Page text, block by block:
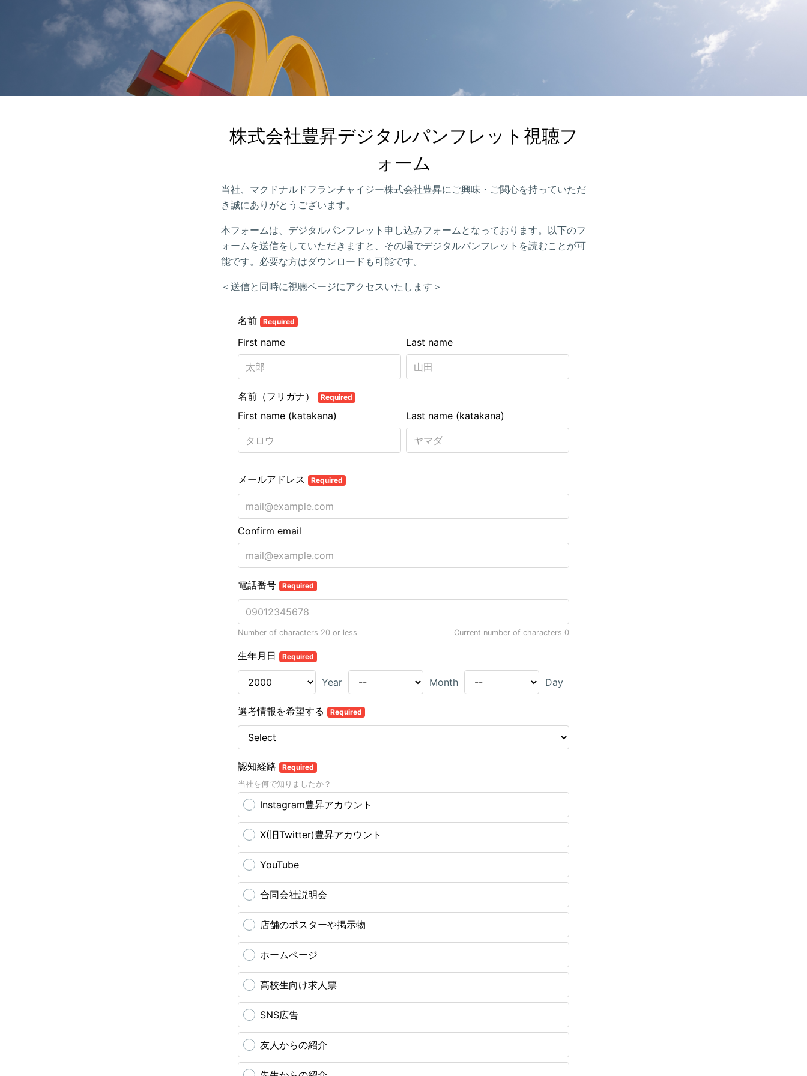
株式会社豊昇デジタルパンフレット視聴フ
ォーム
当社、マクドナルドフランチャイジー株式会社豊昇にご興味・ご関心を持っていただ
き誠にありがとうございます。
本フォームは、デジタルパンフレット申し込みフォームとなっております。以下のフ
ォームを送信をしていただきますと、その場でデジタルパンフレットを読むことが可
能です。必要な方はダウンロードも可能です。
＜送信と同時に視聴ページにアクセスいたします＞
名前 Required
Last name
First name
名前（フリガナ） Required
Last name (katakana)
First name (katakana)
メールアドレス Required
Confirm email
電話番号 Required
Number of characters 20 or less Current number of characters 0
生年月日 Required
Year Month Day
選考情報を希望する Required
認知経路 Required
当社を何で知りましたか？
Instagram豊昇アカウント
X(旧Twitter)豊昇アカウント
YouTube
合同会社説明会
店舗のポスターや掲示物
ホームページ
高校生向け求人票
SNS広告
友人からの紹介